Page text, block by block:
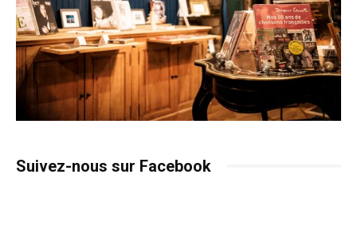
Suivez-nous sur Facebook